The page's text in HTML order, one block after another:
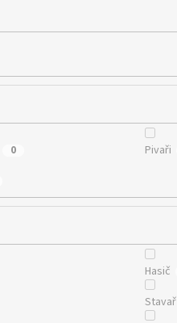
0 Pivaři
Hasič
Stavař